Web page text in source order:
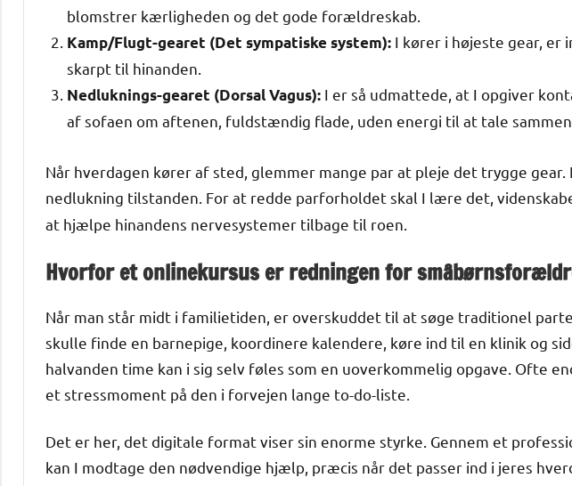
blomstrer kærligheden og det gode forældreskab.
Kamp/Flugt-gearet (Det sympatiske system): I kører i højeste gear, er
skarpt til hinanden.
Nedluknings-gearet (Dorsal Vagus): I er så udmattede, at I opgiver
af sofaen om aftenen, fuldstændig flade, uden energi til at tale
Når hverdagen kører af sted, glemmer mange par at pleje det trygge
nedlukning tilstanden. For at redde parforholdet skal I lære det,
at hjælpe hinandens nervesystemer tilbage til roen.
Hvorfor et onlinekursus er redningen for
Når man står midt i familietiden, er overskuddet til at søge traditionel
skulle finde en barnepige, koordinere kalendere, køre ind til en klinik og
halvanden time kan i sig selv føles som en uoverkommelig opgave. Ofte
et stressmoment på den i forvejen lange to-do-liste.
Det er her, det digitale format viser sin enorme styrke. Gennem et
kan I modtage den nødvendige hjælp, præcis når det passer ind i jeres